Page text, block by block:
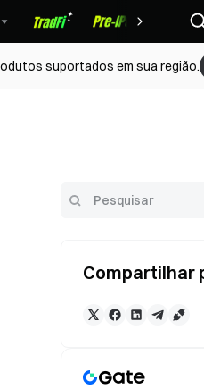
suportados em sua região.
Compartilhar